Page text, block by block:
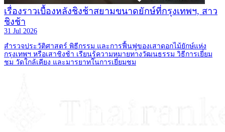
เรื่องราวเบื้องหลังชิงช้าสยามขนาดยักษ์ที่กรุงเทพฯ, สาว
ชิงช้า
31 Jul 2026
สำรวจประวัติศาสตร์ พิธีกรรม และการฟื้นฟูของเสาดอกไม้ยักษ์แห่ง
กรุงเทพฯ หรือเสาชิงช้า เรียนรู้ความหมายทางวัฒนธรรม วิธีการเยี่ยม
ชม วัดใกล้เคียง และมารยาทในการเยี่ยมชม